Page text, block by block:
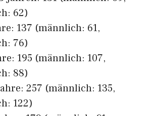
62)
137 (männlich: 61,
76)
195 (männlich: 107,
88)
257 (männlich: 135,
122)